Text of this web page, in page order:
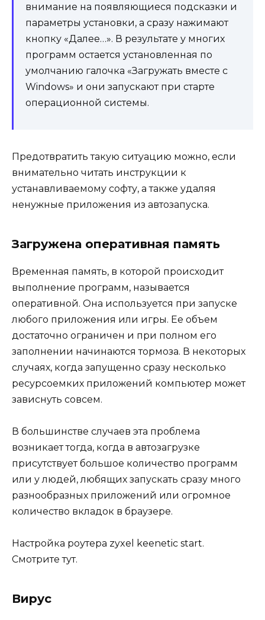
внимание на появляющиеся подсказки и
параметры установки, а сразу нажимают
кнопку «Далее…». В результате у многих
программ остается установленная по
умолчанию галочка «Загружать вместе с
Windows» и они запускают при старте
операционной системы.
Предотвратить такую ситуацию можно, если
внимательно читать инструкции к
устанавливаемому софту, а также удаляя
ненужные приложения из автозапуска.
Загружена оперативная память
Временная память, в которой происходит
выполнение программ, называется
оперативной. Она используется при запуске
любого приложения или игры. Ее объем
достаточно ограничен и при полном его
заполнении начинаются тормоза. В некоторых
случаях, когда запущенно сразу несколько
ресурсоемких приложений компьютер может
зависнуть совсем.
В большинстве случаев эта проблема
возникает тогда, когда в автозагрузке
присутствует большое количество программ
или у людей, любящих запускать сразу много
разнообразных приложений или огромное
количество вкладок в браузере.
Настройка роутера zyxel keenetic start.
Смотрите тут.
Вирус